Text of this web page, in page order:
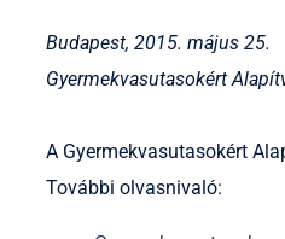
Budapest, 2015. május 25.
Gyermekvasutasokért
A Gyermekvasutasokért
További olvasnivaló: